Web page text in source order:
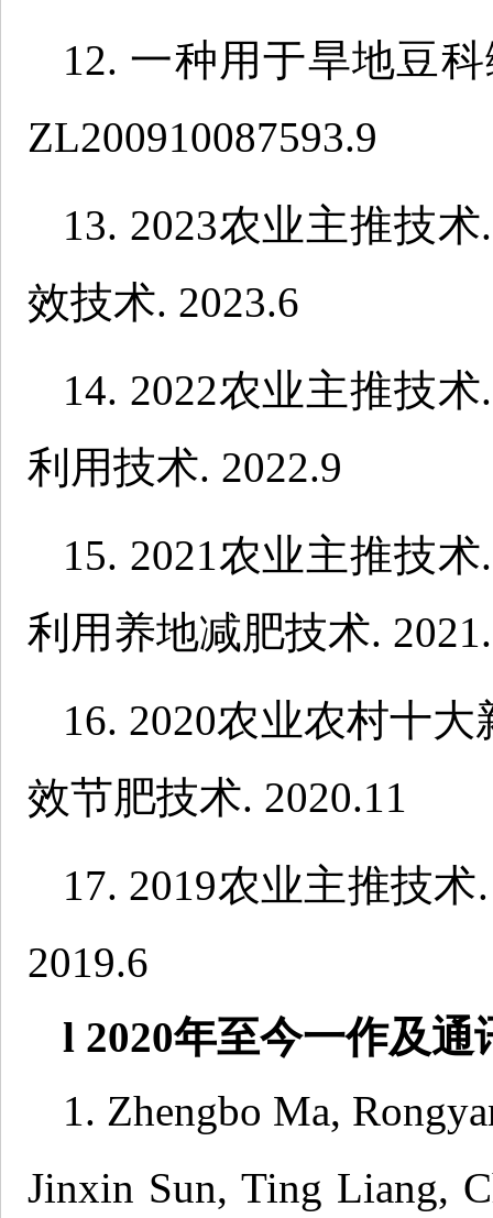
12. 一种用于旱地豆
ZL200910087593.9
13. 2023农业主推技
效技术. 2023.6
14. 2022农业主推技
利用技术. 2022.9
15. 2021农业主推技
利用养地减肥技术.
16. 2020农业农村十
效节肥技术. 2020.11
17. 2019农业主推技
2019.6
l 2020年至今一作及通
1. Zhengbo Ma,
Jinxin Sun, Ting Liang,